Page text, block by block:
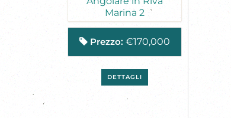
Prezzo: €170,000
DETTAGLI